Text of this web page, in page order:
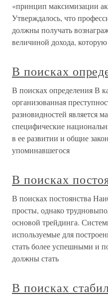
«принцип максимизации
Утверждалось, что
должны получать
величиной дохода,
В поисках
В поисках определения В
организованная
разновидностей является
специфические
в ее развитии и общие
упоминавшегося
В поисках
В поисках постоянства
просты, однако
основой трейдинга.
используемые для
стать более успешными и
должны стать
В поисках